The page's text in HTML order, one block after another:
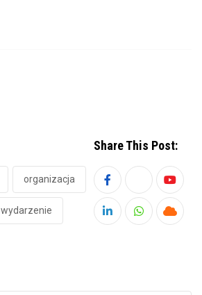
organizacja
wydarzenie
Share This Post:
Youtube
LinkedInWhatsapp
Cloud